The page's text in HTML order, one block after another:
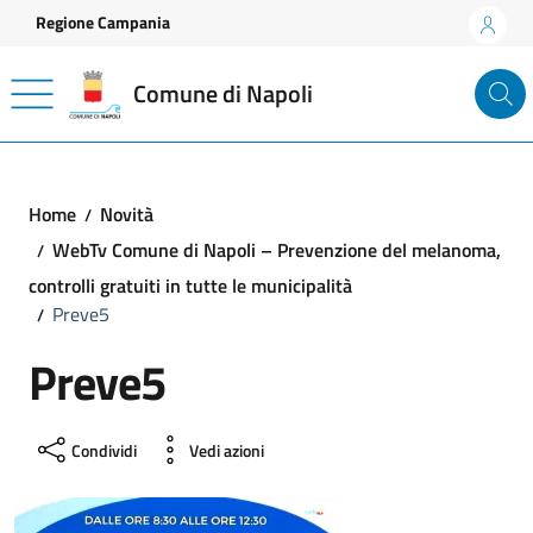
Vai ai contenuti
Vai al footer
Regione Campania
Comune di Napoli
Home
Novità
WebTv Comune di Napoli – Prevenzione del melanoma,
controlli gratuiti in tutte le municipalità
Preve5
Preve5
Condividi Vedi azioni